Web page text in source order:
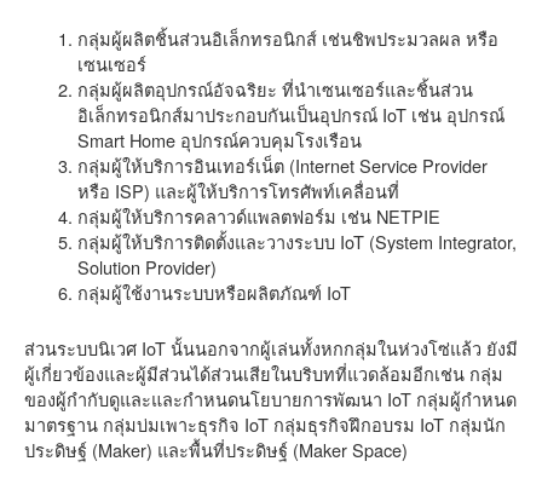
กลุ่มผู้ผลิตชิ้นส่วนอิเล็กทรอนิกส์ เช่นชิพประมวลผล หรือ
เซนเซอร์
กลุ่มผู้ผลิตอุปกรณ์อัจฉริยะ ที่นำเซนเซอร์และชิ้นส่วน
อิเล็กทรอนิกส์มาประกอบกันเป็นอุปกรณ์ IoT เช่น อุปกรณ์
Smart Home อุปกรณ์ควบคุมโรงเรือน
กลุ่มผู้ให้บริการอินเทอร์เน็ต (Internet Service Provider
หรือ ISP) และผู้ให้บริการโทรศัพท์เคลื่อนที่
กลุ่มผู้ให้บริการคลาวด์แพลตฟอร์ม เช่น NETPIE
กลุ่มผู้ให้บริการติดตั้งและวางระบบ IoT (System Integrator,
Solution Provider)
กลุ่มผู้ใช้งานระบบหรือผลิตภัณฑ์ IoT
ส่วนระบบนิเวศ IoT นั้นนอกจากผู้เล่นทั้งหกกลุ่มในห่วงโซ่แล้ว ยังมี
ผู้เกี่ยวข้องและผู้มีส่วนได้ส่วนเสียในบริบทที่แวดล้อมอีกเช่น กลุ่ม
ของผู้กำกับดูและและกำหนดนโยบายการพัฒนา IoT กลุ่มผู้กำหนด
มาตรฐาน กลุ่มบ่มเพาะธุรกิจ IoT กลุ่มธุรกิจฝึกอบรม IoT กลุ่มนัก
ประดิษฐ์ (Maker) และพื้นที่ประดิษฐ์ (Maker Space)